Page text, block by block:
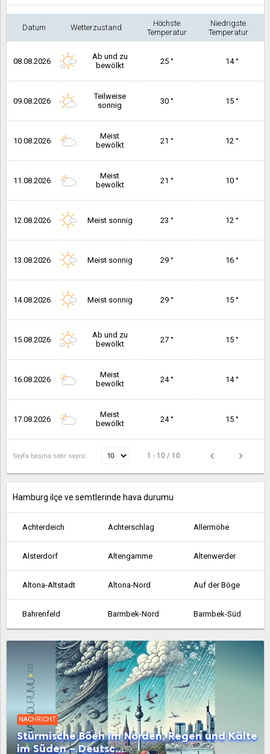
Datum Wetterzustand
Höchste
Temperatur
Niedrigste
Temperatur
08.08.2026
Ab und zu
bewölkt
25 ° 14 °
09.08.2026
Teilweise
sonnig
30 ° 15 °
10.08.2026
Meist
bewölkt
21 ° 12 °
11.08.2026
Meist
bewölkt
21 ° 10 °
12.08.2026 Meist sonnig 23 ° 12 °
13.08.2026 Meist sonnig 29 ° 16 °
14.08.2026 Meist sonnig 29 ° 15 °
15.08.2026
Ab und zu
bewölkt
27 ° 15 °
16.08.2026
Meist
bewölkt
24 ° 14 °
17.08.2026
Meist
bewölkt
24 ° 15 °
Sayfa başına satır sayısı: 1 - 10 / 10
Hamburg ilçe ve semtlerinde hava durumu
Achterdeich Achterschlag Allermöhe
Alsterdorf Altengamme Altenwerder
Altona-Altstadt Altona-Nord Auf der Böge
Bahrenfeld Barmbek-Nord Barmbek-Süd
Bergedorf Bergstedt Billbrook
Billstedt Billwerder an der Bille Blankenese
Boberg Borgfelde Borghorst
Brakenburg Bramfeld Cranz
NACHRICHT
Stürmische Böen im Norden, Regen und Kälte
im Süden – Deutsc...